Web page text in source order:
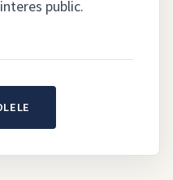
public.